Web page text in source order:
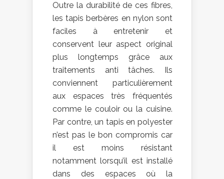
Outre la durabilité de ces fibres,
les tapis berbères en nylon sont
faciles à entretenir et
conservent leur aspect original
plus longtemps grâce aux
traitements anti tâches. Ils
conviennent particulièrement
aux espaces très fréquentés
comme le couloir ou la cuisine.
Par contre, un tapis en polyester
n’est pas le bon compromis car
il est moins résistant
notamment lorsqu’il est installé
dans des espaces où la